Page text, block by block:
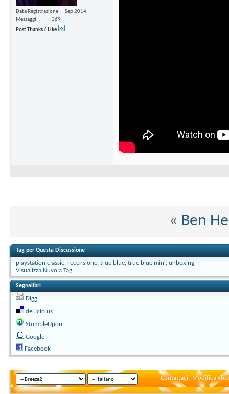
Data Registrazione
Sep 2014
Messaggi
369
Post Thanks / Like
« Ben
Tag per Questa Discussione
playstation classic, recensione, true blue, true blue mini, unboxing
Visualizza Nuvola Tag
Segnalibri
Digg
del.icio.us
StumbleUpon
Google
Facebook
Contattaci Modifica